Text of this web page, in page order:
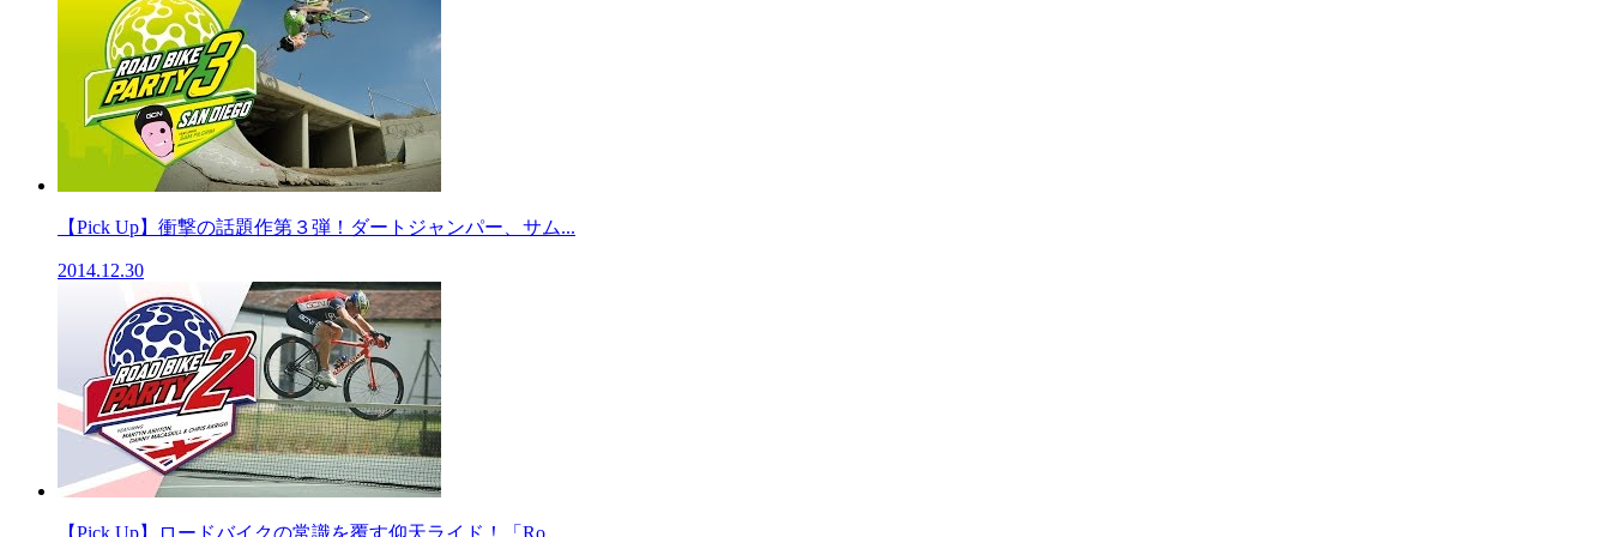
【Pick Up】衝撃の話題作第３弾！ダートジャンパー、サム...
2014.12.30